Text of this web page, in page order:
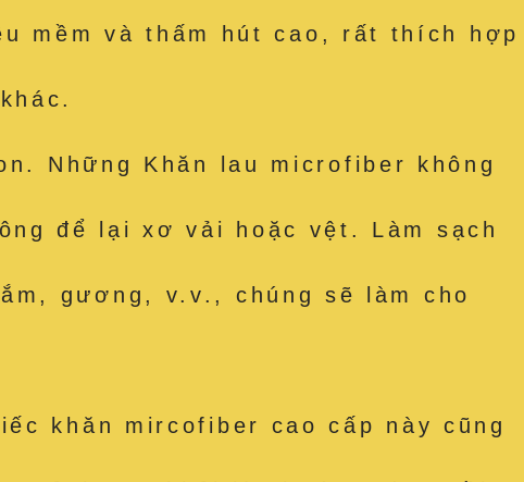
mềm và thấm hút cao, rất thích hợp
Những Khăn lau microfiber không
để lại xơ vải hoặc vệt. Làm sạch
gương, v.v., chúng sẽ làm cho
khăn mircofiber cao cấp này cũng